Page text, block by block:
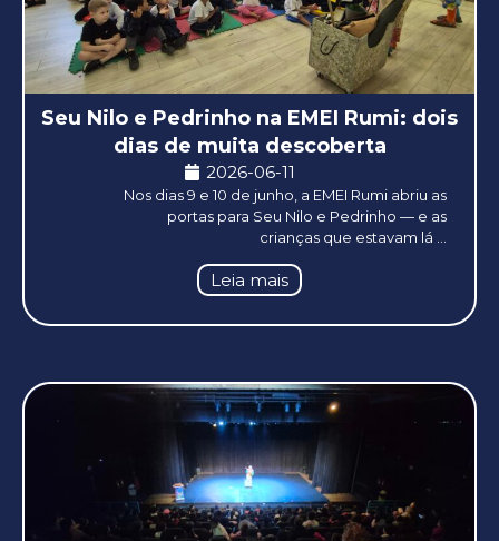
Seu Nilo e Pedrinho na EMEI Rumi: dois
dias de muita descoberta
2026-06-11
Nos dias 9 e 10 de junho, a EMEI Rumi abriu as
portas para Seu Nilo e Pedrinho — e as
crianças que estavam lá ...
Leia mais